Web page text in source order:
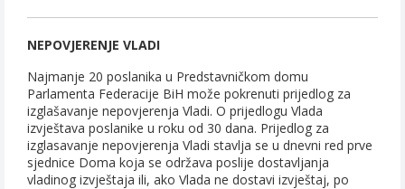
NEPOVJERENJE VLADI
Najmanje 20 poslanika u Predstavničkom domu
Parlamenta Federacije BiH može pokrenuti prijedlog za
izglašavanje nepovjerenja Vladi. O prijedlogu Vlada
izvještava poslanike u roku od 30 dana. Prijedlog za
izglasavanje nepovjerenja Vladi stavlja se u dnevni red prve
sjednice Doma koja se održava poslije dostavljanja
vladinog izvještaja ili, ako Vlada ne dostavi izvještaj, po